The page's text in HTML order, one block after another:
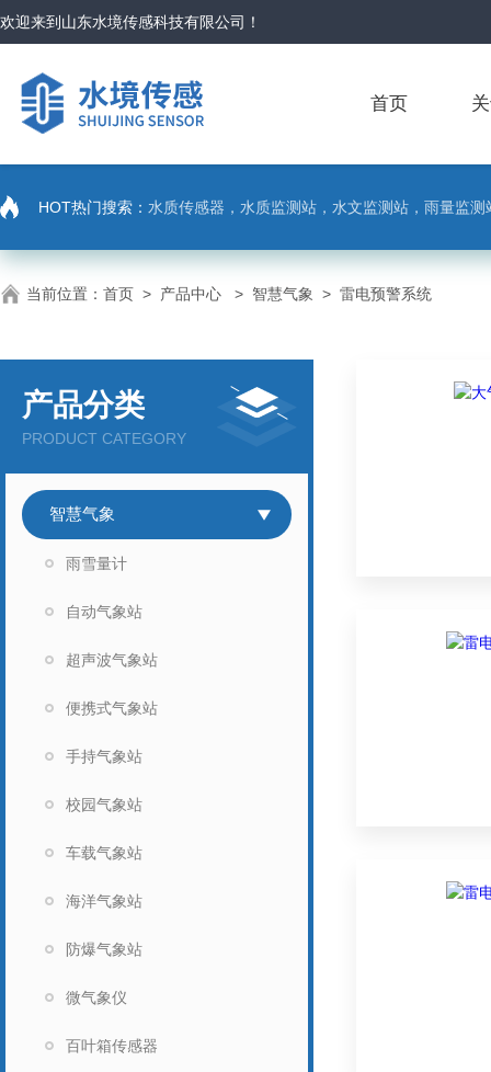
欢迎来到 山东水境传感科技有限公司 ！
首页
HOT热门搜索： 水质传感器，水质监测站，水文监测站，雨量监
当前位置： 首页 > 产品中心 > 智慧气象 > 雷电预警系统
产品分类
PRODUCT CATEGORY
智慧气象
雨雪量计
自动气象站
超声波气象站
便携式气象站
手持气象站
校园气象站
车载气象站
海洋气象站
防爆气象站
微气象仪
百叶箱传感器